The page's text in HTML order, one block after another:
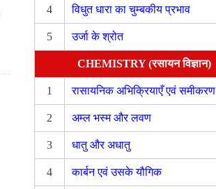
4 विधुत धारा का चुम्बकीय प्रभाव
5 उर्जा के श्रोत
CHEMISTRY (रसायन विज्ञान)
1 रासायनिक अभिक्रियाएँ एवं समीकरण
2 अम्ल भस्म और लवण
3 धातु और अधातु
4 कार्बन एवं उसके यौगिक